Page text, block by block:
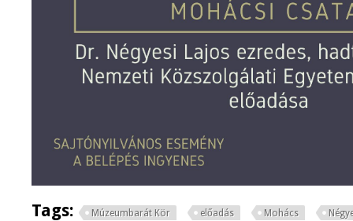
Tags: Múzeumbarát Kör előadás Mohács